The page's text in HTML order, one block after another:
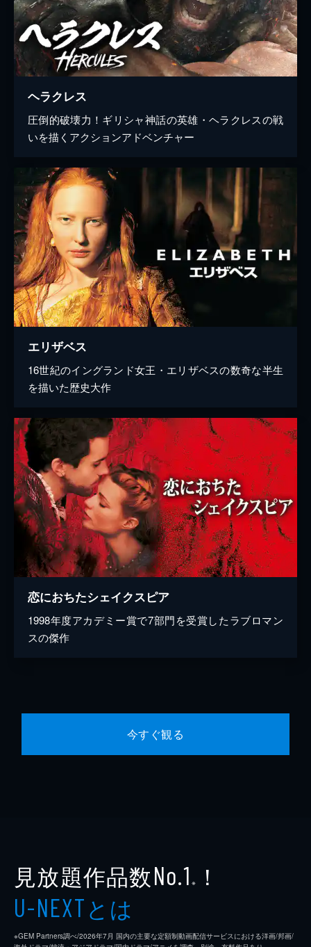
ヘラクレス
圧倒的破壊力！ギリシャ神話の英雄・ヘラクレスの戦
いを描くアクションアドベンチャー
エリザベス
16世紀のイングランド女王・エリザベスの数奇な半生
を描いた歴史大作
恋におちたシェイクスピア
1998年度アカデミー賞で7部門を受賞したラブロマン
スの傑作
今すぐ観る
見放題作品数No.1 ※ ！
U-NEXTとは
※GEM Partners調べ/2026年7⽉ 国内の主要な定額制動画配信サービスにおける洋画/邦画/